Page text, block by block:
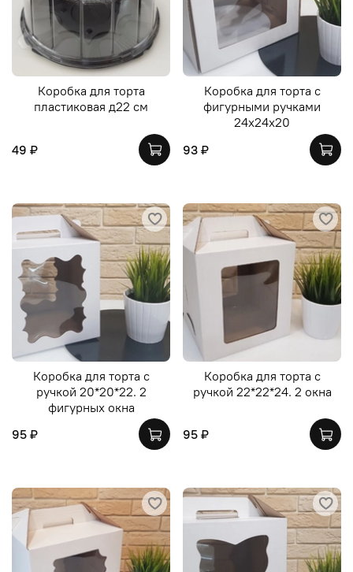
Коробка для торта
пластиковая д22 см
49 ₽
Коробка для торта с
фигурными ручками
24х24х20
93 ₽
Коробка для торта с
ручкой 20*20*22. 2
фигурных окна
95 ₽
Коробка для торта с
ручкой 22*22*24. 2 окна
95 ₽